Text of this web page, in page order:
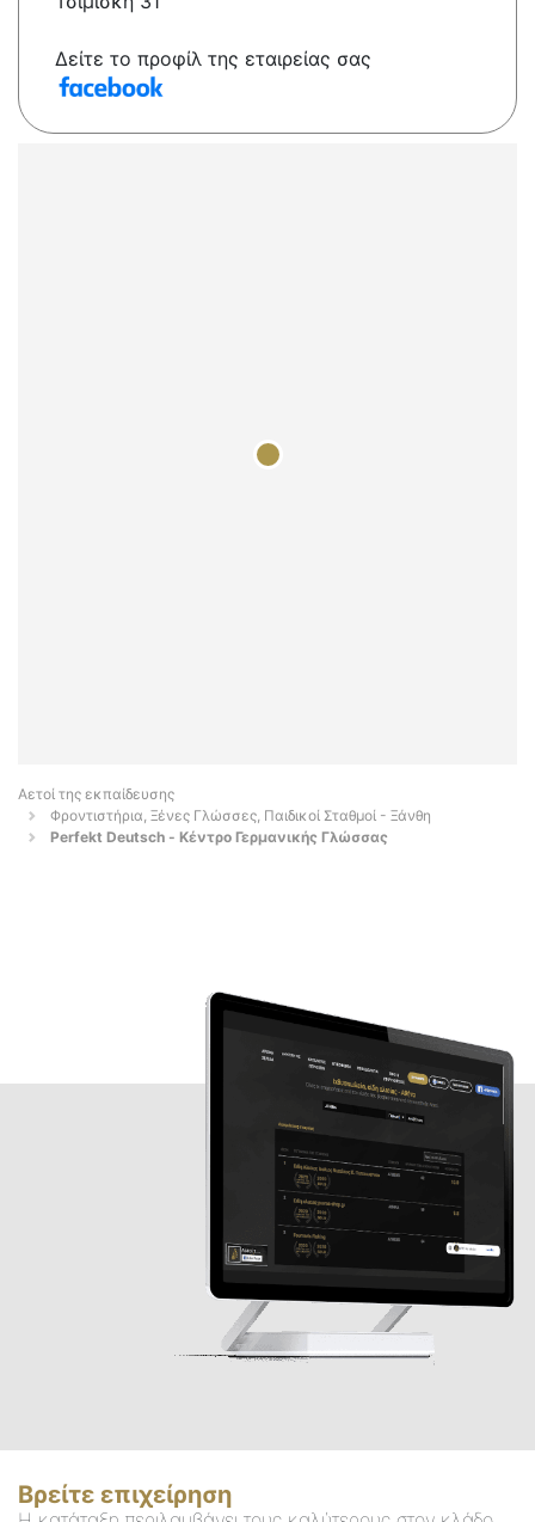
Δείτε το προφίλ της εταιρείας σας
Αετοί της εκπαίδευσης
Φροντιστήρια, Ξένες Γλώσσες, Παιδικοί Σταθμοί - Ξάνθη
Perfekt Deutsch - Κέντρο Γερμανικής Γλώσσας
Βρείτε επιχείρηση